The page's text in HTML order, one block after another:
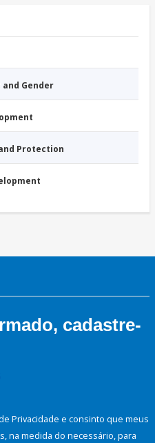
and Gender
Protection
cadastre-
Privacidade e consinto que meus
na medida do necessário, para